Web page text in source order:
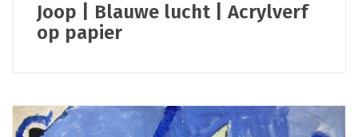
Joop | Blauwe lucht | Acrylverf
op papier